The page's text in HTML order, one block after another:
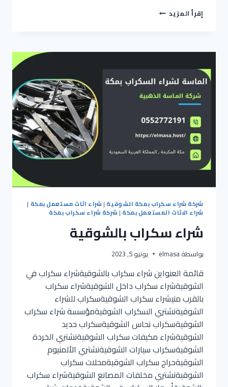
إقرأ المزيد شراء
شركة شراء سكراب بمكة الشوقية | شراء اثاث مستعمل بمكة |
شراء الاثاث المستعمل بمكة | شركة شراء سكراب بمكة
شراء سكراب بالشوقية
بواسطةelmasa يونيو 5, 2023
قائمة العنواين شراء سكراب بالشوقيةشراء سكراب في
الشوقيةشراء سكراب داخل الشوقيةشراء سكراب
بالقرب منيشراء سكراب الشوقيةسكراب للشراء
الشوقيةنشتري السكراب الشوقيةمؤسسة شراء سكراب
الشوقيةسكراب نحاس الشوقيةسكراب حديد
الشوقيةشراء مكيفات سكراب الشوقيةنشتري الخردة
الشوقيةسكراب سيارات الشوقيةنشتري الألمنيوم
الشوقيةحراج سكراب الشوقيةمحلات سكراب
الشوقيةنشتري مخلفات المصانع الشوقيةشراء سكراب